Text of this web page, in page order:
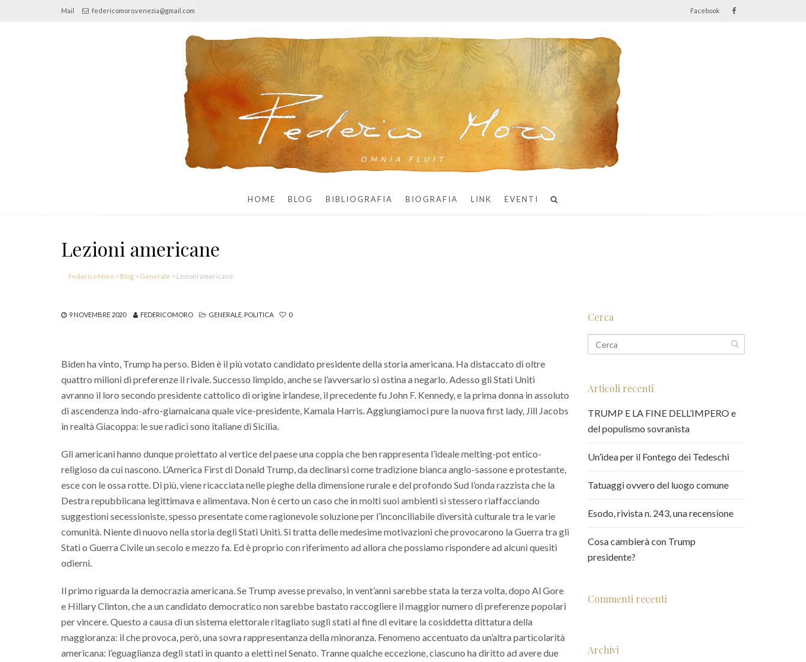
Mail federicomoro.venezia@gmail.com Facebook
OMNIA FLUIT
HOME BLOG BIBLIOGRAFIA BIOGRAFIA LINK EVENTI
Lezioni americane
Federico Moro > Blog > Generale > Lezioni americane
9 NOVEMBRE 2020 FEDERICOMORO GENERALE POLITICA 0
Biden ha vinto, Trump ha perso. Biden è il più votato candidato presidente della storia americana. Ha distaccato di oltre
quattro milioni di preferenze il rivale. Successo limpido, anche se l’avversario si ostina a negarlo. Adesso gli Stati Uniti
avranno il loro secondo presidente cattolico di origine irlandese, il precedente fu John F. Kennedy, e la prima donna in assoluto
di ascendenza indo-afro-giamaicana quale vice-presidente, Kamala Harris. Aggiungiamoci pure la nuova first lady, Jill Jacobs
in realtà Giacoppa: le sue radici sono italiane di Sicilia.
Gli americani hanno dunque proiettato al vertice del paese una coppia che ben rappresenta l’ideale melting-pot entico-
religioso da cui nascono. L’America First di Donald Trump, da declinarsi come tradizione bianca anglo-sassone e protestante,
esce con le ossa rotte. Di più, viene ricacciata nelle pieghe della dimensione rurale e del profondo Sud l’onda razzista che la
Destra repubblicana legittimava e alimentava. Non è certo un caso che in molti suoi ambienti si stessero riaffacciando
suggestioni secessioniste, spesso presentate come ragionevole soluzione per l’inconciliabile diversità culturale tra le varie
comunità. Niente di nuovo nella storia degli Stati Uniti. Si tratta delle medesime motivazioni che provocarono la Guerra tra gli
Stati o Guerra Civile un secolo e mezzo fa. Ed è proprio con riferimento ad allora che possiamo rispondere ad alcuni quesiti
odierni.
Il primo riguarda la democrazia americana. Se Trump avesse prevalso, in vent’anni sarebbe stata la terza volta, dopo Al Gore
e Hillary Clinton, che a un candidato democratico non sarebbe bastato raccogliere il maggior numero di preferenze popolari
per vincere. Questo a causa di un sistema elettorale ritagliato sugli stati al fine di evitare la cosiddetta dittatura della
maggioranza: il che provoca, però, una sovra rappresentanza della minoranza. Fenomeno accentuato da un’altra particolarità
americana: l’eguaglianza degli stati in quanto a eletti nel Senato. Tranne qualche eccezione, ciascuno ha diritto ad avere due
Cerca
Articoli recenti
TRUMP E LA FINE DELL’IMPERO e
del populismo sovranista
Un’idea per il Fontego dei Tedeschi
Tatuaggi ovvero del luogo comune
Esodo, rivista n. 243, una recensione
Cosa cambierà con Trump
presidente?
Commenti recenti
Archivi